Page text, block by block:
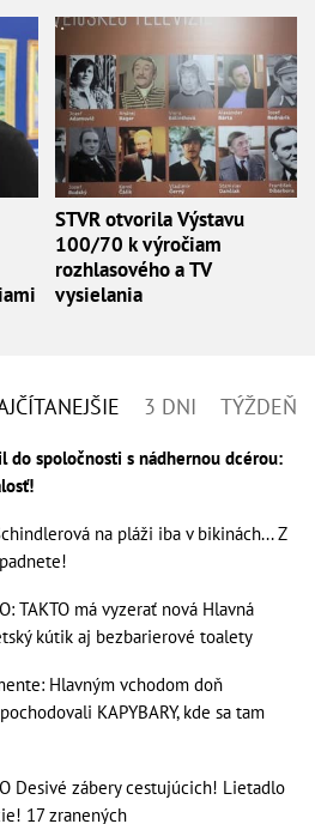
STVR otvorila Výstavu
100/70 k výročiam
rozhlasového a TV
vysielania
3 DNI TÝŽDEŇ
do spoločnosti s nádhernou dcérou:
na pláži iba v bikinách... Z
TAKTO má vyzerať nová Hlavná
kútik aj bezbarierové toalety
Hlavným vchodom doň
KAPYBARY, kde sa tam
Desivé zábery cestujúcich! Lietadlo
17 zranených